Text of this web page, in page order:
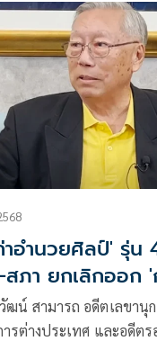
อำนวยศิลป์' รุ่น
สภา ยกเลิกออก '
น์ สามารถ อดีตเลขานุก
ารต่างประเทศ และอดีต